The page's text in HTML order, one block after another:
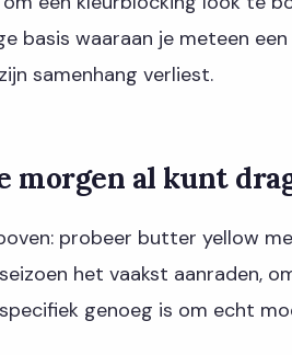
basis waaraan je meteen
samenhang verliest.
morgen al kunt
probeer butter yellow
het vaakst aanraden,
genoeg is om echt